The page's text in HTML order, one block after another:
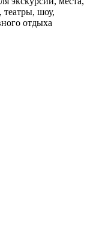
театры, шоу,
отдыха